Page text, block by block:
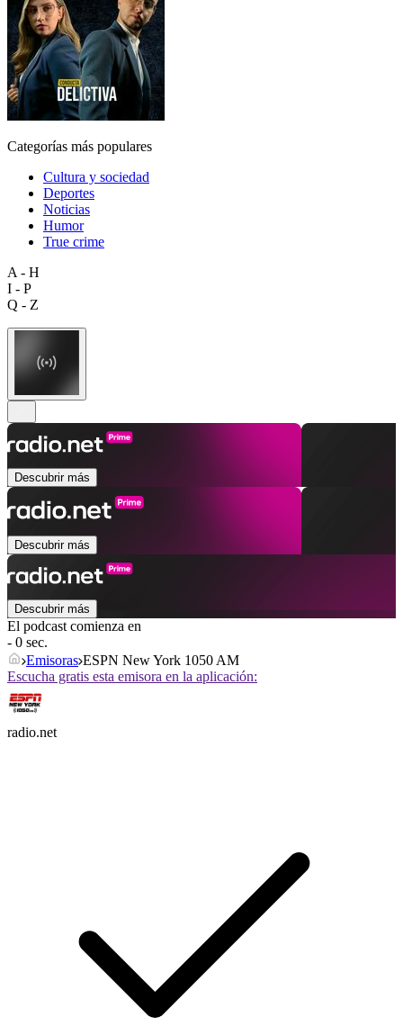
Categorías más populares
Cultura y sociedad
Deportes
Noticias
Humor
True crime
A - H
I - P
Q - Z
Descubrir más
Descubrir más
Descubrir más
El podcast comienza en
- 0 sec.
Emisoras ESPN New York 1050 AM
Escucha gratis esta emisora en la aplicación:
radio.net